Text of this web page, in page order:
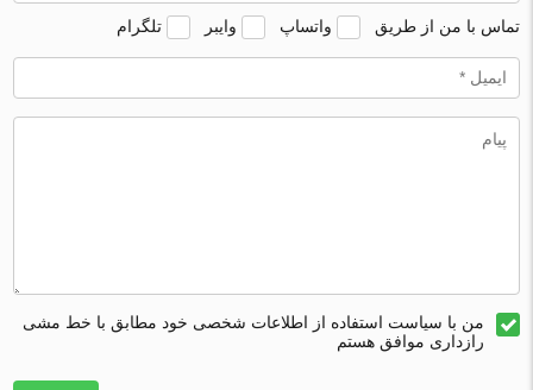
تماس با من از طریق واتساپ وایبر تلگرام
من با سیاست استفاده از اطلاعات شخصی خود مطابق با خط مشی
رازداری موافق هستم